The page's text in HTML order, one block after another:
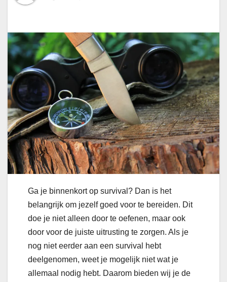
Ga je binnenkort op survival? Dan is het
belangrijk om jezelf goed voor te bereiden. Dit
doe je niet alleen door te oefenen, maar ook
door voor de juiste uitrusting te zorgen. Als je
nog niet eerder aan een survival hebt
deelgenomen, weet je mogelijk niet wat je
allemaal nodig hebt. Daarom bieden wij je de